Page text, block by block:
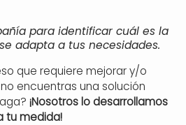
para identificar cuál es la
adapta a tus necesidades.
que requiere mejorar y/o
encuentras una solución
¡Nosotros lo desarrollamos
tu medida!